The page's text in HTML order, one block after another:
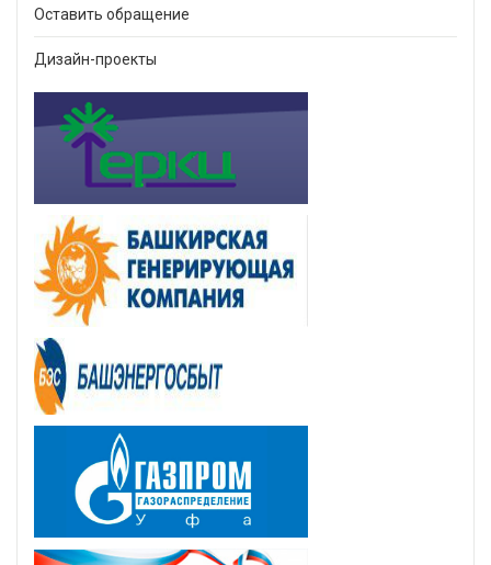
Оставить обращение
Дизайн-проекты